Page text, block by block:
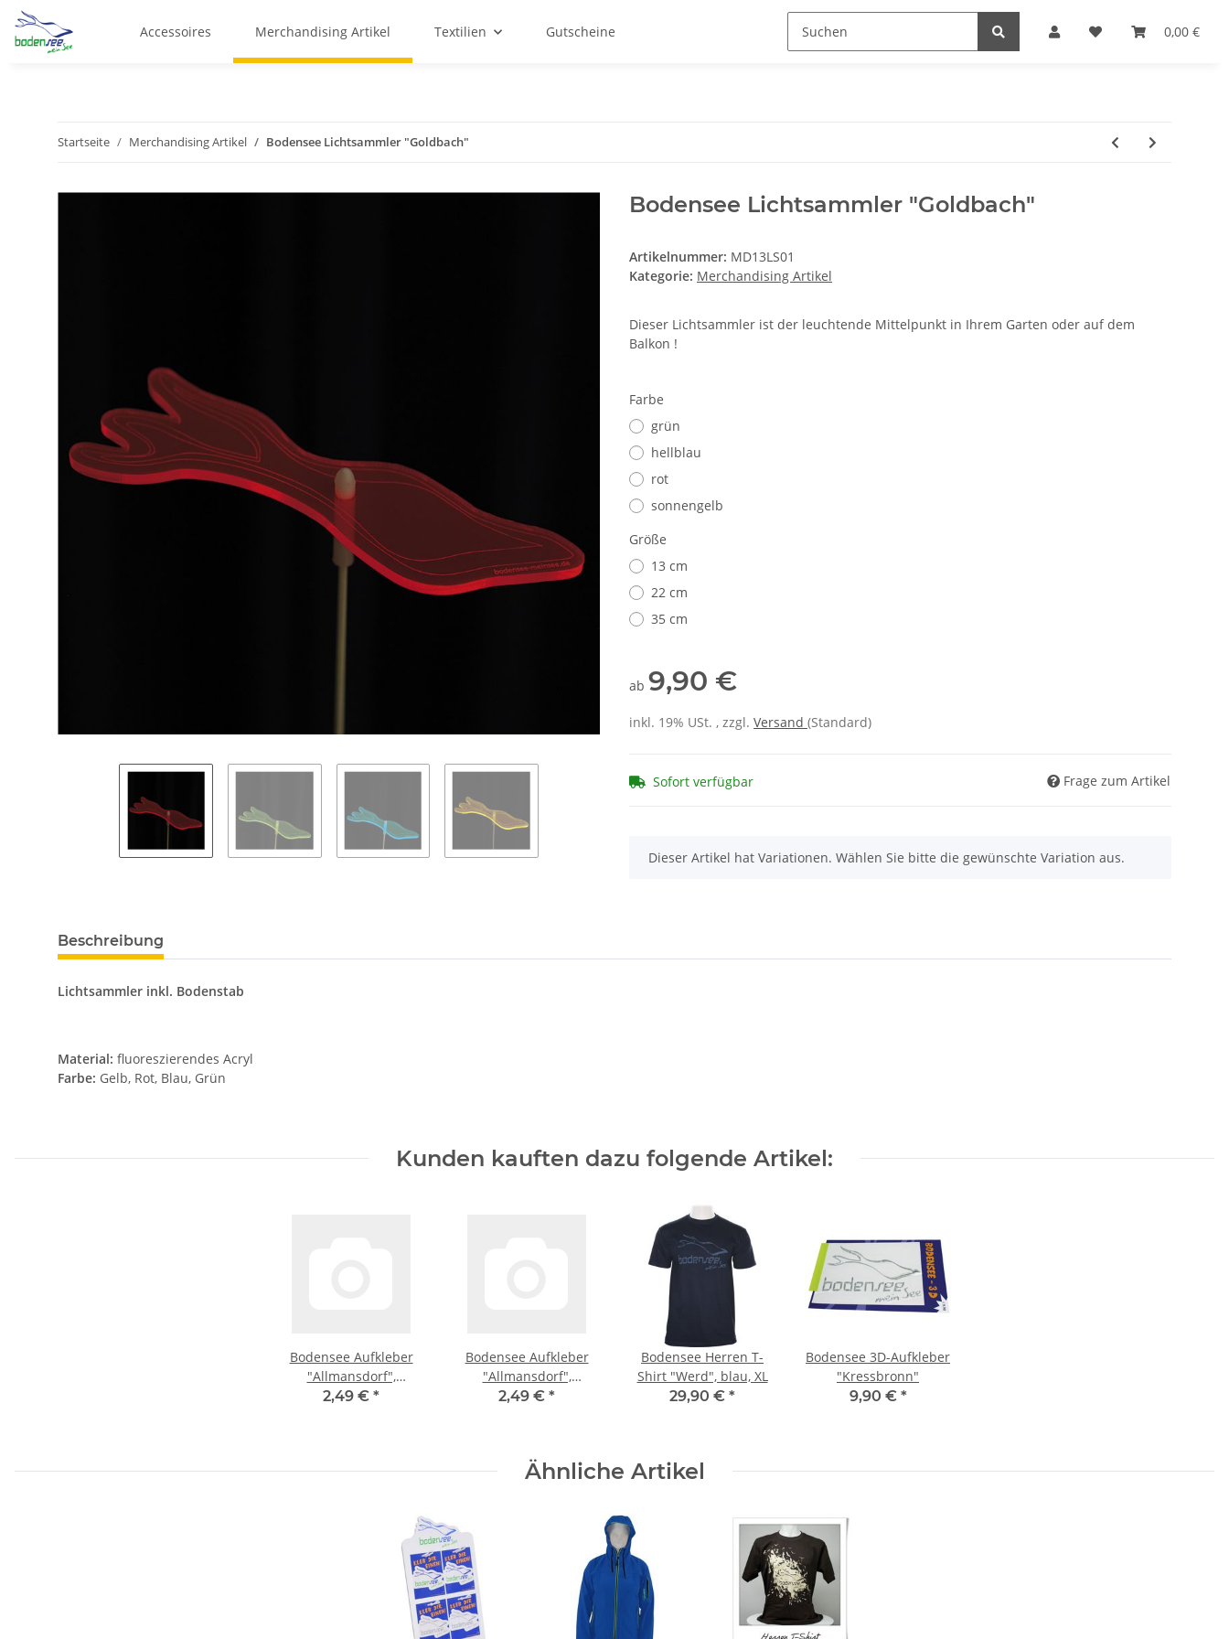
0,00 €
Accessoires Merchandising Artikel Textilien Gutscheine
Startseite Merchandising Artikel Bodensee Lichtsammler "Goldbach"
Bodensee Lichtsammler "Goldbach"
Artikelnummer: MD13LS01
Kategorie: Merchandising Artikel
Dieser Lichtsammler ist der leuchtende Mittelpunkt in Ihrem Garten oder auf dem
Balkon !
Farbe
grün
hellblau
rot
sonnengelb
Größe
13 cm
22 cm
35 cm
ab 9,90 €
inkl. 19% USt. , zzgl. Versand (Standard)
Sofort verfügbar Frage zum Artikel
x
Dieser Artikel hat Variationen. Wählen Sie bitte die gewünschte Variation aus.
Beschreibung
Lichtsammler inkl. Bodenstab
Material: fluoreszierendes Acryl
Farbe: Gelb, Rot, Blau, Grün
Kunden kauften dazu folgende Artikel:
Bodensee Aufkleber
"Allmansdorf",
transparent - silber
2,49 € *
Bodensee Aufkleber
"Allmansdorf",
transparent - blau/grün
2,49 € *
Bodensee Herren T-
Shirt "Werd", blau, XL
29,90 € *
Bodensee 3D-Aufkleber
"Kressbronn"
9,90 € *
Ähnliche Artikel